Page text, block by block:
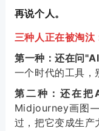
再说个人。
三种人正在被淘汰
第一种：还在问
一个时代的工具，
第二种：还在把
Midjourney画图
过，把它变成生产